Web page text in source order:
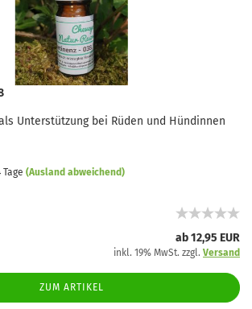
Unterstützung bei Rüden und Hündinnen
(Ausland abweichend)
ab 12,95 EUR
inkl. 19% MwSt. zzgl. Versand
ZUM ARTIKEL